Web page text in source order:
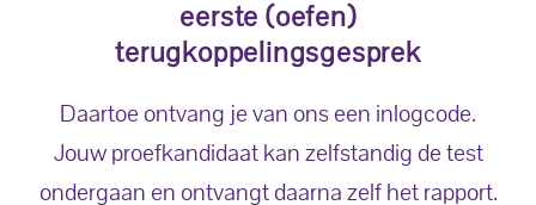
eerste (oefen)
terugkoppelingsgesprek
Daartoe ontvang je van ons een inlogcode.
Jouw proefkandidaat kan zelfstandig de test
ondergaan en ontvangt daarna zelf het rapport.